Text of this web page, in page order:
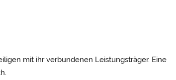
mit ihr verbundenen Leistungsträger. Eine